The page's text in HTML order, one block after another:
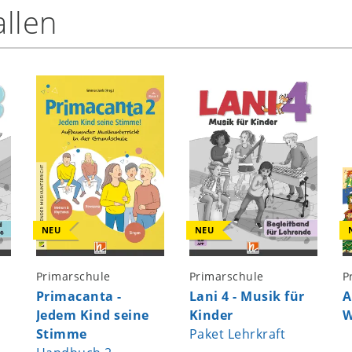
NEU
Primarschule
Primacanta -
Jedem Kind seine
Stimme
NEU
Primarschule
Lani 4 - Musik für
Kinder
Paket Lehrkraft